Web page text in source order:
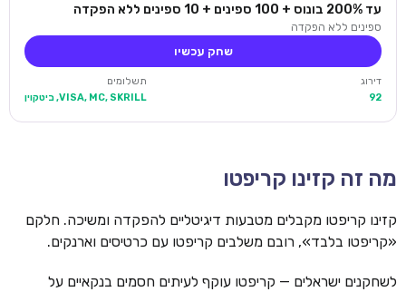
עד 200% בונוס + 100 ספינים + 10 ספינים ללא הפקדה
ספינים ללא הפקדה
שחק עכשיו
דירוג
92
תשלומים
VISA, MC, SKRILL, ביטקוין
מה זה קזינו קריפטו
קזינו קריפטו מקבלים מטבעות דיגיטליים להפקדה ומשיכה. חלקם
«קריפטו בלבד», רובם משלבים קריפטו עם כרטיסים וארנקים.
לשחקנים ישראלים — קריפטו עוקף לעיתים חסמים בנקאיים על